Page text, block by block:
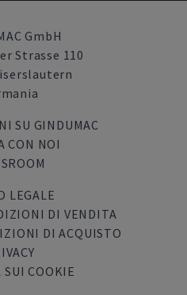
GmbH
Strasse 110
SU GINDUMAC
CON NOI
LEGALE
DI VENDITA
DI ACQUISTO
COOKIE